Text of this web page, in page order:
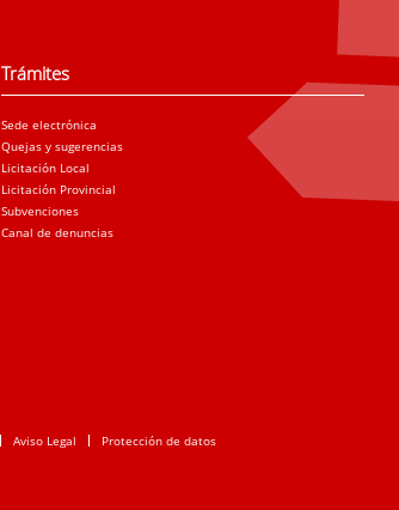
Trámites
Sede electrónica
Quejas y sugerencias
Licitación Local
Licitación Provincial
Subvenciones
Canal de denuncias
Aviso Legal Protección de datos